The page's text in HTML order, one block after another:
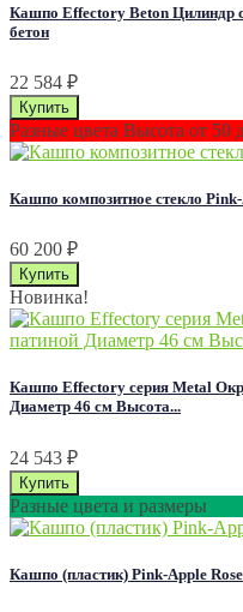
Кашпо Effectory Beton Цилиндр
бетон
22 584 ₽
Разные цвета Высота от 50
Кашпо композитное стекло
60 200 ₽
Новинка!
Кашпо Effectory серия Metal
Диаметр 46 см Высота...
24 543 ₽
Разные цвета и размеры
Кашпо (пластик) Pink-Apple Rose